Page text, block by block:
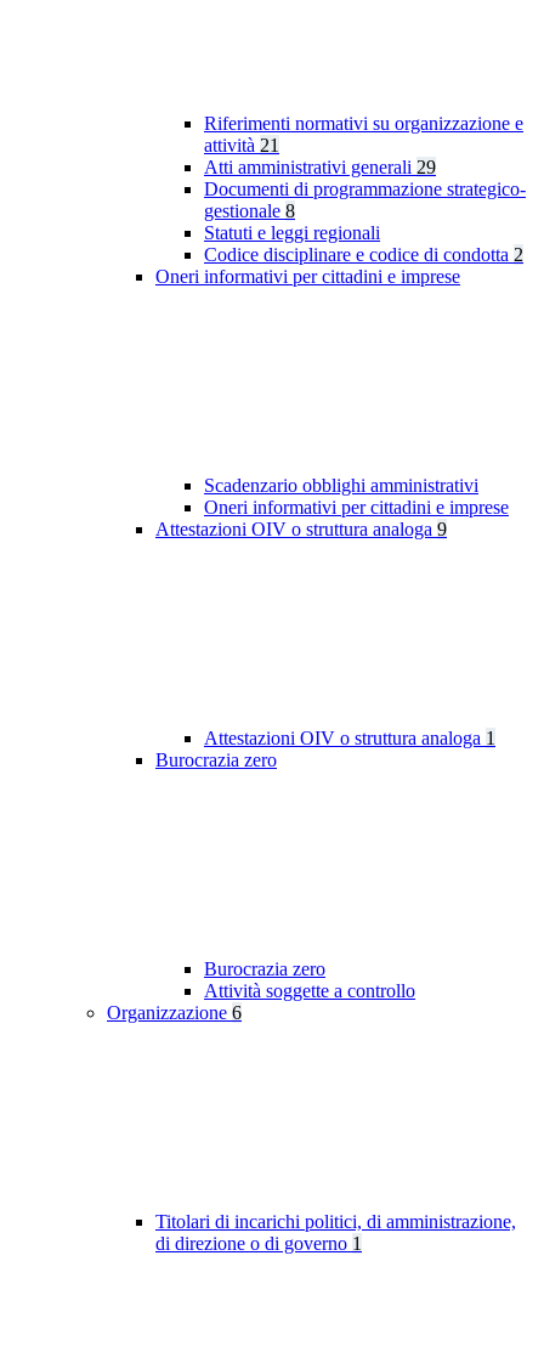
Riferimenti normativi su organizzazione e
attività 21
Atti amministrativi generali 29
Documenti di programmazione strategico-
gestionale 8
Statuti e leggi regionali
Codice disciplinare e codice di condotta 2
Oneri informativi per cittadini e imprese
Scadenzario obblighi amministrativi
Oneri informativi per cittadini e imprese
Attestazioni OIV o struttura analoga 9
Attestazioni OIV o struttura analoga 1
Burocrazia zero
Burocrazia zero
Attività soggette a controllo
Organizzazione 6
Titolari di incarichi politici, di amministrazione,
di direzione o di governo 1